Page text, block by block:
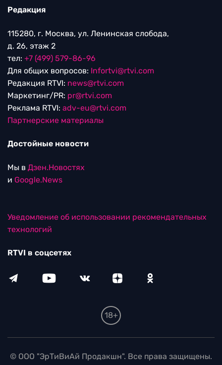
Редакция
115280, г. Москва, ул. Ленинская слобода,
д. 26, этаж 2
тел: +7 (499) 579-86-96
Для общих вопросов: Infortvi@rtvi.com
Редакция RTVI: news@rtvi.com
Маркетинг/PR: pr@rtvi.com
Реклама RTVI: adv-eu@rtvi.com
Партнерские материалы
Достойные новости
Мы в Дзен.Новостях
и Google.News
Уведомление об использовании рекомендательных
технологий
RTVI в соцсетях
18+
© ООО "ЭрТиВиАй Продакшн". Все права защищены.